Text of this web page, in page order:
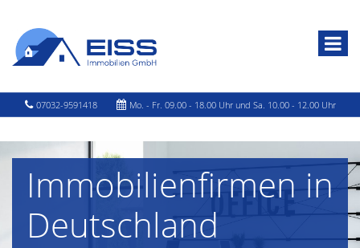
07032-9591418 Mo. - Fr. 09.00 - 18.00 Uhr und Sa. 10.00 - 12.00 Uhr
Immobilienfirmen in
Deutschland